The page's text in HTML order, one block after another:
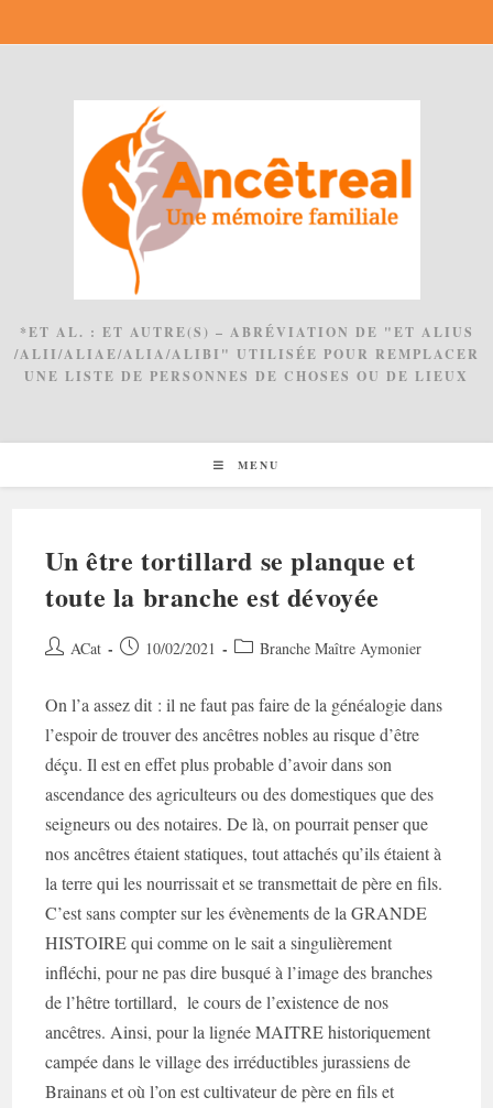
*ET AL. : ET AUTRE(S) – ABRÉVIATION DE "ET ALIUS
/ALII/ALIAE/ALIA/ALIBI" UTILISÉE POUR REMPLACER
UNE LISTE DE PERSONNES DE CHOSES OU DE LIEUX
MENU
Un être tortillard se planque et
toute la branche est dévoyée
Auteur/autrice
publication :
ACat
Post 10/02/2021
PostBranche Maître Aymonier
On l’a assez dit : il ne faut pas faire de la généalogie dans
l’espoir de trouver des ancêtres nobles au risque d’être
déçu. Il est en effet plus probable d’avoir dans son
ascendance des agriculteurs ou des domestiques que des
seigneurs ou des notaires. De là, on pourrait penser que
nos ancêtres étaient statiques, tout attachés qu’ils étaient à
la terre qui les nourrissait et se transmettait de père en fils.
C’est sans compter sur les évènements de la GRANDE
HISTOIRE qui comme on le sait a singulièrement
infléchi, pour ne pas dire busqué à l’image des branches
de l’hêtre tortillard, le cours de l’existence de nos
ancêtres. Ainsi, pour la lignée MAITRE historiquement
campée dans le village des irréductibles jurassiens de
Brainans et où l’on est cultivateur de père en fils et